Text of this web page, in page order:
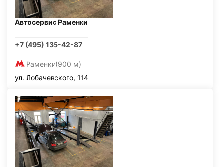
Автосервис Раменки
+7 (495) 135-42-87
Раменки(900 м)
ул. Лобачевского, 114